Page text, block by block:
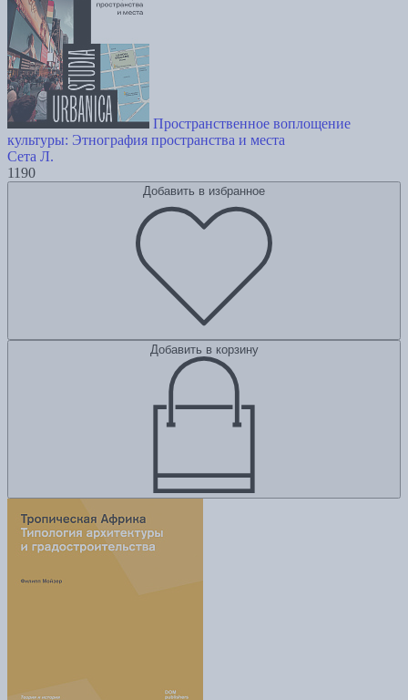
Пространственное воплощение
культуры: Этнография пространства и места
Сета Л.
1190
Добавить в избранное
Добавить в корзину